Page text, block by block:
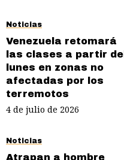
Noticias
Venezuela retomará
las clases a partir del
lunes en zonas no
afectadas por los
terremotos
4 de julio de 2026
Noticias
Atrapan a hombre